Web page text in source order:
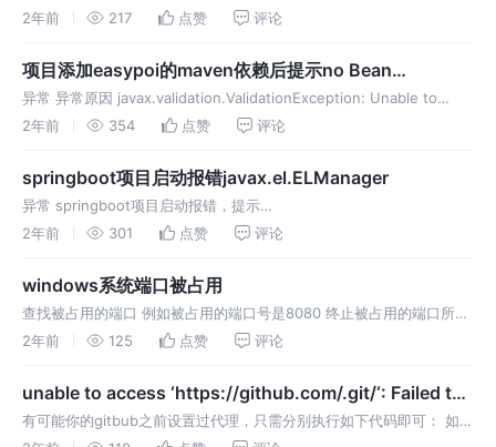
java.lang.UnsupportedOperationException 是 Java 中的一个运行
2年前 217 点赞 评论
项目添加easypoi的maven依赖后提示no Bean
Validation provider
异常 异常原因 javax.validation.ValidationException: Unable to
create a Configuration, because no Bean Vali
2年前 354 点赞 评论
springboot项目启动报错javax.el.ELManager
异常 springboot项目启动报错，提示
java.lang.ClassNotFoundException: javax.el.ELManager 原因
2年前 301 点赞 评论
windows系统端口被占用
查找被占用的端口 例如被占用的端口号是8080 终止被占用的端口所在
的进程查找被占用的端口 例如被占用的端口号是8080 终止被占用的端
2年前 125 点赞 评论
unable to access ‘https://github.com/.git/‘: Failed to
conne拒绝连接
有可能你的gitbub之前设置过代理，只需分别执行如下代码即可： 如果